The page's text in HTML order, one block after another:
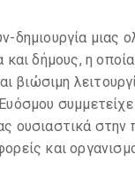
δημιουργία μιας
και δήμους, η
βιώσιμη
ουσιαστικά
και